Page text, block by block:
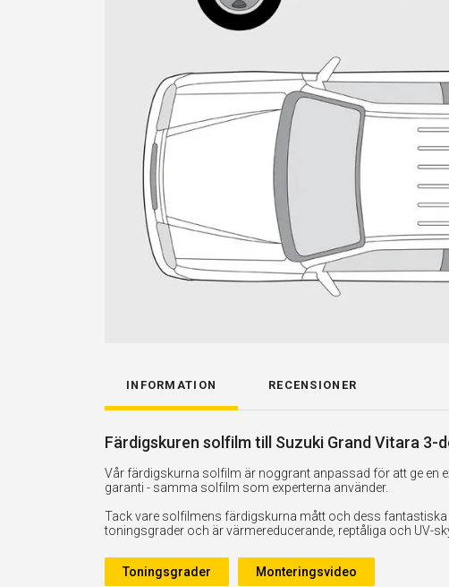
INFORMATION RECENSIONER
Färdigskuren solfilm till Suzuki Grand Vitara 3-
Vår färdigskurna solfilm är noggrant anpassad för att ge en
garanti - samma solfilm som experterna använder.
Tack vare solfilmens färdigskurna mått och dess
toningsgrader och är värmereducerande, reptåliga och UV-
Toningsgrader Monteringsvideo